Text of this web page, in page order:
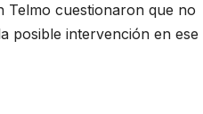
Telmo cuestionaron que no
posible intervención en ese